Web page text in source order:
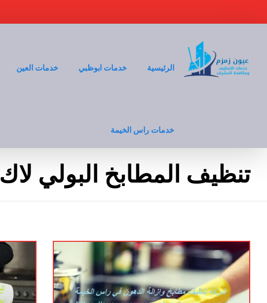
الرئيسية خدمات ابوظبي خدمات العين
خدمات راس الخيمة
تنظيف المطابخ البولي لاك